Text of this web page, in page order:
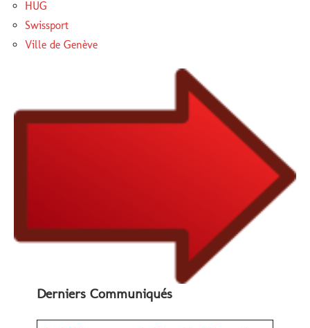
HUG
Swissport
Ville de Genève
Derniers Communiqués